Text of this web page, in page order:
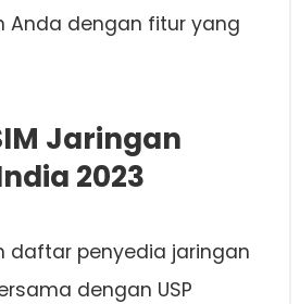
Anda dengan fitur yang
Jaringan
2023
daftar penyedia jaringan
dengan USP